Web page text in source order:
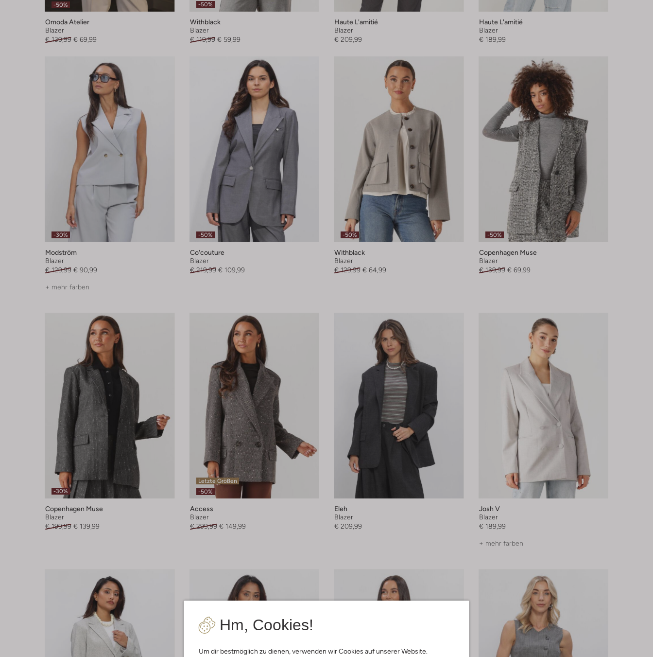
Hm, Cookies!
Um dir bestmöglich zu dienen, verwenden wir Cookies auf unserer Website.
-50%
Omoda Atelier
Blazer
€ 139,99 € 69,99
-50%
Withblack
Blazer
€ 119,99 € 59,99
Haute L'amitié
Blazer
€ 209,99
Haute L'amitié
Blazer
€ 189,99
-30%
Modström
Blazer
€ 129,99 € 90,99
+ mehr farben
-50%
Co'couture
Blazer
€ 219,99 € 109,99
-50%
Withblack
Blazer
€ 129,99 € 64,99
-50%
Copenhagen Muse
Blazer
€ 139,99 € 69,99
-30%
Copenhagen Muse
Blazer
€ 199,99 € 139,99
Letzte Größen
-50%
Access
Blazer
€ 299,99 € 149,99
Eleh
Blazer
€ 209,99
Josh V
Blazer
€ 189,99
+ mehr farben